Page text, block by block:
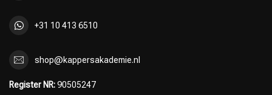
+31 10 413 6510
shop@kappersakademie.nl
Register NR:90505247